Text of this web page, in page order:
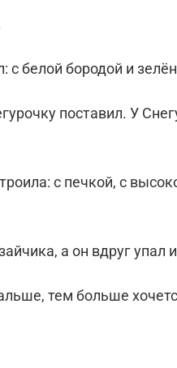
белой бородой и
поставил. У
с печкой, с
а он вдруг упал
тем больше